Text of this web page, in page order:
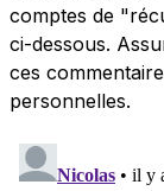
comptes de
ci-dessous.
ces
personnelles.